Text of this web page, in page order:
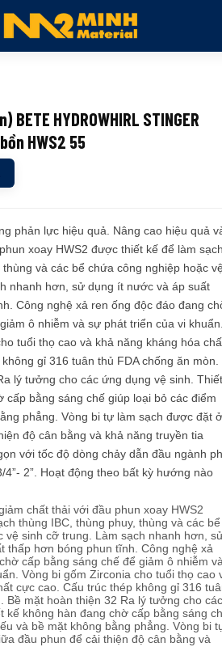
HYDROWHIRL STINGER
HWS2 55
phản lực hiệu quả. Nâng cao hiệu quả
xoay HWS2 được thiết kế để làm
và các bể chứa công nghiệp hoặc
nhanh hơn, sử dụng ít nước và áp suất
Công nghệ xả ren ống độc đáo đang
ô nhiễm và sự phát triển của vi
tuổi thọ cao và khả năng kháng hóa
gỉ 316 tuân thủ FDA chống ăn mòn.
lý tưởng cho các ứng dụng vệ sinh. Thiết
cấp bằng sáng chế giúp loại bỏ các điểm
phẳng. Vòng bi tự làm sạch được đặt ở
độ cân bằng và khả năng truyền tia
với tốc độ dòng chảy dẫn đầu ngành
2”. Hoạt động theo bất kỳ hướng nào
chất thải với đầu phun xoay HWS2
thùng IBC, thùng phuy, thùng và các bể
vệ sinh cỡ trung. Làm sạch nhanh hơn,
thấp hơn bóng phun tĩnh. Công nghệ xả
cấp bằng sáng chế để giảm ô nhiễm
Vòng bi gốm Zirconia cho tuổi thọ cao
cực cao. Cấu trúc thép không gỉ 316
Bề mặt hoàn thiện 32 Ra lý tưởng cho các
kế không hàn đang chờ cấp bằng sáng
và bề mặt không bằng phẳng. Vòng bi
đầu phun để cải thiện độ cân bằng và